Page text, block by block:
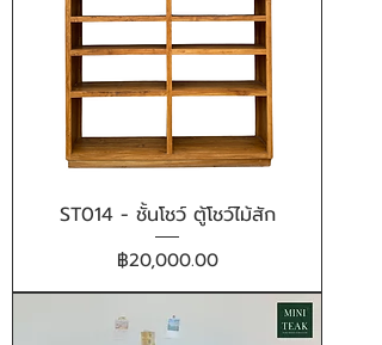
ST014 - ชั้นโชว์ ตู้โชว์ไม้สัก
ราคา
฿20,000.00